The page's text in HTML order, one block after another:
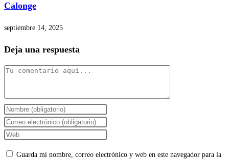
Calonge
septiembre 14, 2025
Deja una respuesta
Comentario
Introduce
tu
nombre
Introduce
tu
Introduce
Guarda mi nombre, correo electrónico y web en este navegador para la